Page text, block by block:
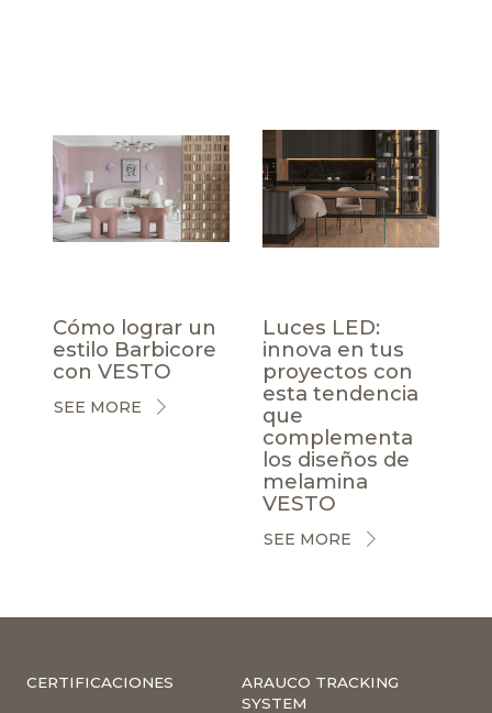
Cómo lograr un
estilo Barbicore
con VESTO
SEE MORE
Luces LED:
innova en tus
proyectos con
esta tendencia
que
complementa
los diseños de
melamina
VESTO
SEE MORE
CERTIFICACIONES
ARAUCO TRACKING
SYSTEM